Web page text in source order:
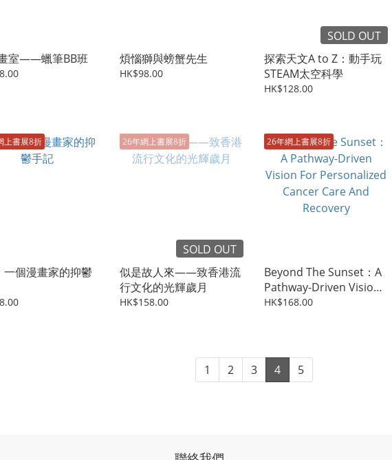
室——蠟筆BB班 煩惱獅與螃蟹先生
HK$98.00
SOLD OUT
探索天文A to Z：動手玩
STEAM太空科學
HK$128.00
上書展8折
一個漫畫家的抑鬱
26年網上書展8折
SOLD OUT
似是故人來——致香港流
行文化的光輝歲月
HK$158.00
26年網上書展8折
Beyond The Sunset：A
Pathway-Driven Vision
For Personalized
HK$168.00
1 2 3 4 5